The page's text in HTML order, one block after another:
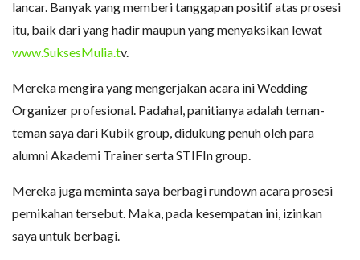
lancar. Banyak yang memberi tanggapan positif atas prosesi
itu, baik dari yang hadir maupun yang menyaksikan lewat
www.SuksesMulia.tv.
Mereka mengira yang mengerjakan acara ini Wedding
Organizer profesional. Padahal, panitianya adalah teman-
teman saya dari Kubik group, didukung penuh oleh para
alumni Akademi Trainer serta STIFIn group.
Mereka juga meminta saya berbagi rundown acara prosesi
pernikahan tersebut. Maka, pada kesempatan ini, izinkan
saya untuk berbagi.